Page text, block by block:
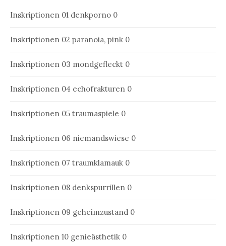
Inskriptionen 01 denkporno 0
Inskriptionen 02 paranoia, pink 0
Inskriptionen 03 mondgefleckt 0
Inskriptionen 04 echofrakturen 0
Inskriptionen 05 traumaspiele 0
Inskriptionen 06 niemandswiese 0
Inskriptionen 07 traumklamauk 0
Inskriptionen 08 denkspurrillen 0
Inskriptionen 09 geheimzustand 0
Inskriptionen 10 genieästhetik 0